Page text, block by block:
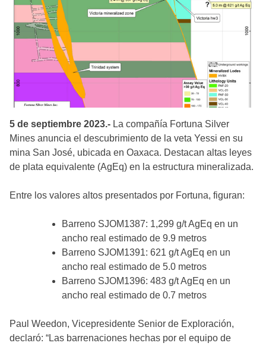
5 de septiembre 2023.- La compañía Fortuna Silver
Mines anuncia el descubrimiento de la veta Yessi en su
mina San José, ubicada en Oaxaca. Destacan altas leyes
de plata equivalente (AgEq) en la estructura mineralizada.
Entre los valores altos presentados por Fortuna, figuran:
Barreno SJOM1387: 1,299 g/t AgEq en un
ancho real estimado de 9.9 metros
Barreno SJOM1391: 621 g/t AgEq en un
ancho real estimado de 5.0 metros
Barreno SJOM1396: 483 g/t AgEq en un
ancho real estimado de 0.7 metros
Paul Weedon, Vicepresidente Senior de Exploración,
declaró: “Las barrenaciones hechas por el equipo de